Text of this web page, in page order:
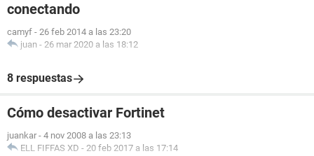
conectando
camyf - 26 feb 2014 a las 23:20
juan - 26 mar 2020 a las 18:12
8 respuestas
Cómo desactivar Fortinet
juankar - 4 nov 2008 a las 23:13
ELL FIFFAS XD - 20 feb 2017 a las 17:14